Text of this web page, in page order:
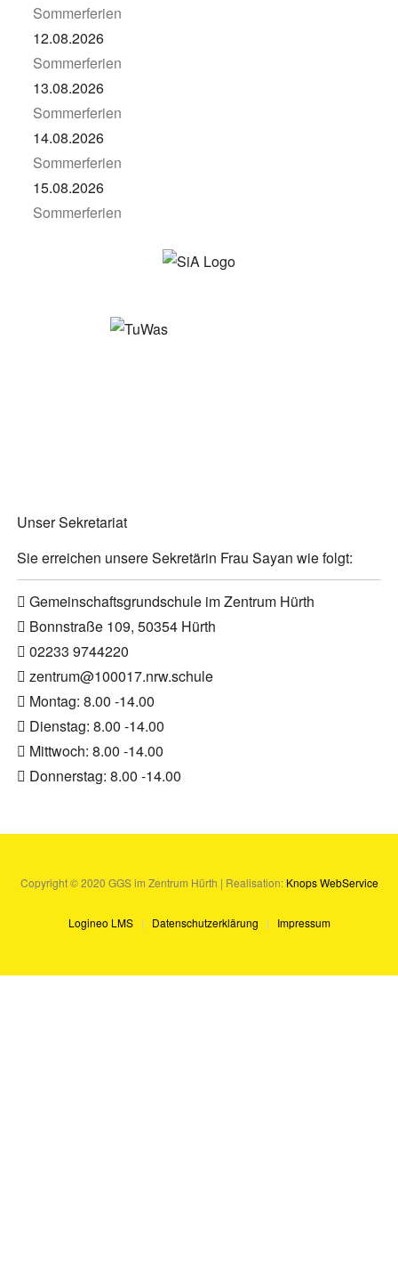
Sommerferien
12.08.2026
Sommerferien
13.08.2026
Sommerferien
14.08.2026
Sommerferien
15.08.2026
Sommerferien
Unser Sekretariat
Sie erreichen unsere Sekretärin Frau Sayan wie folgt:
Gemeinschaftsgrundschule im Zentrum Hürth
Bonnstraße 109, 50354 Hürth
02233 9744220
zentrum@100017.nrw.schule
Montag: 8.00 -14.00
Dienstag: 8.00 -14.00
Mittwoch: 8.00 -14.00
Donnerstag: 8.00 -14.00
Copyright © 2020 GGS im Zentrum Hürth | Realisation: Knops WebService
Logineo LMS Datenschutzerklärung Impressum